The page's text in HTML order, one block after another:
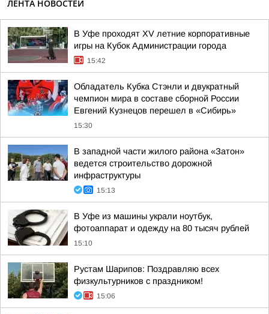
ЛЕНТА НОВОСТЕЙ
В Уфе проходят XV летние корпоративные
игры на Кубок Администрации города
15:42
Обладатель Кубка Стэнли и двукратный
чемпион мира в составе сборной России
Евгений Кузнецов перешел в «Сибирь»
15:30
В западной части жилого района «Затон»
ведется строительство дорожной
инфраструктуры
15:13
В Уфе из машины украли ноутбук,
фотоаппарат и одежду на 80 тысяч рублей
15:10
Рустам Шарипов: Поздравляю всех
физкультурников с праздником!
15:06